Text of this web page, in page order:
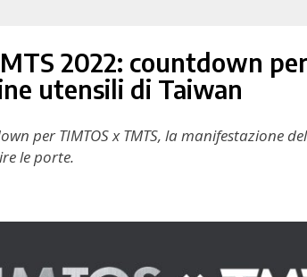
2022: countdown
utensili di Taiwan
per TIMTOS x TMTS, la manifestazione
le porte.